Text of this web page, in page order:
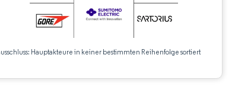
Hauptakteure in keiner bestimmten Reihenfolge sortiert